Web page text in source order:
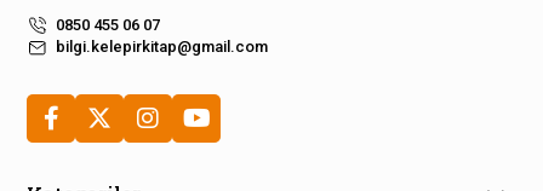
0850 455 06 07
bilgi.kelepirkitap@gmail.com